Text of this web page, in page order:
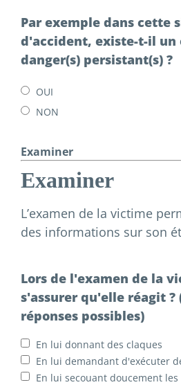
Par exemple dans cette
d'accident, existe-t-il un
danger(s) persistant(s) ?
OUI
NON
Examiner
Examiner
L’examen de la victime
des informations sur son
Lors de l'examen de la
s'assurer qu'elle réagit ?
réponses possibles)
En lui donnant des claques
En lui demandant d'exécuter
En lui secouant doucement les